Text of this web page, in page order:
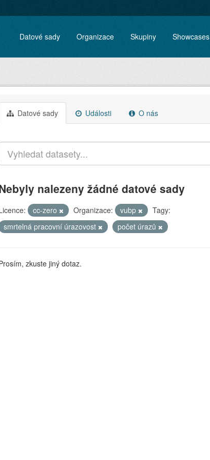
Datové sady Organizace Skupiny Showcases
Datové sady Události O nás
nalezeny žádné datové sady
cc-zero Organizace: vubp
Tagy:
smrtelná pracovní úrazovost
počet úrazů
zkuste jiný dotaz.